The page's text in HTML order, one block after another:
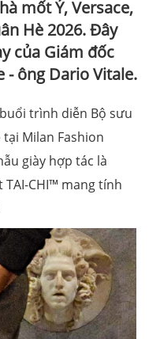
mốt Ý, Versace,
Hè 2026. Đây
của Giám đốc
- ông Dario Vitale.
trình diễn Bộ sưu
tại Milan Fashion
giày hợp tác là
CHI™ mang tính